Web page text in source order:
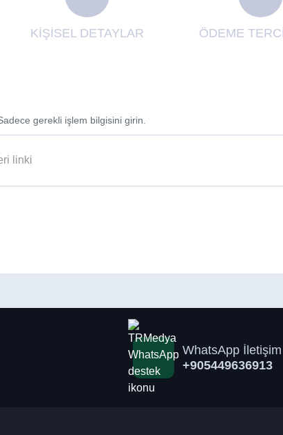
KİŞİSEL DETAYLAR ÖDEME
gerekli işlem bilgisini girin.
WhatsApp İletişim
+905449636913